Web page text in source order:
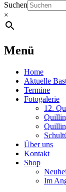
Suchen
×
Menü
Home
Aktuelle
Termine
Fotogalerie
12.
Über uns
Kontakt
Shop
Im